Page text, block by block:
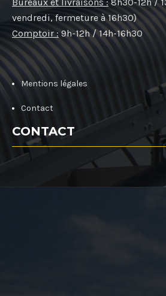
vendredi, fermeture à 16h30)
Comptoir : 9h-12h / 14h-16h30
Mentions légales
Contact
CONTACT